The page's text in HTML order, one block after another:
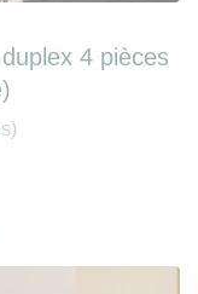
4 pièces